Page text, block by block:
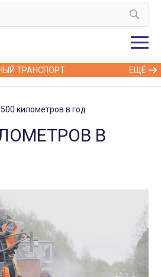
ТРАНСПОРТ ЕЩЁ
километров в год
В